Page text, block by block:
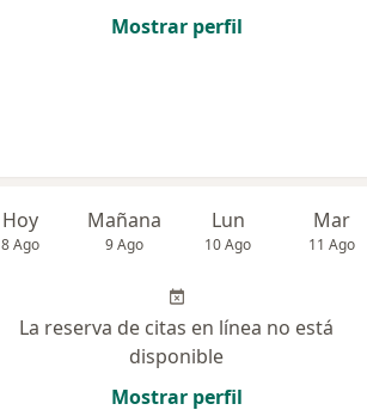
Mostrar perfil
Hoy
8 Ago
Mañana
9 Ago
Lun
10 Ago
Mar
11 Ago
La reserva de citas en línea no está
disponible
Mostrar perfil